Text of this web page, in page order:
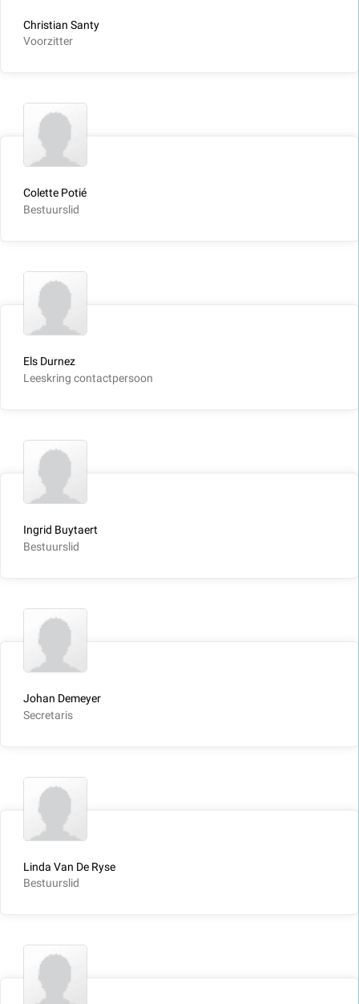
Christian Santy
Voorzitter
Colette Potié
Bestuurslid
Els Durnez
Leeskring contactpersoon
Ingrid Buytaert
Bestuurslid
Johan Demeyer
Secretaris
Linda Van De Ryse
Bestuurslid